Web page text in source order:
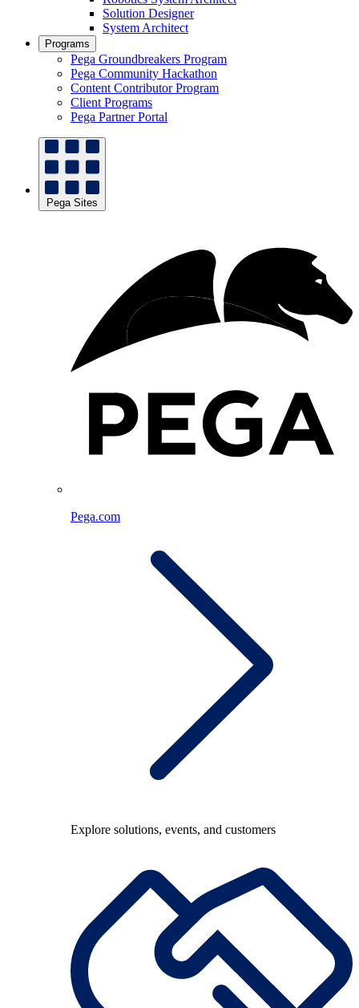
Solution Designer
System Architect
Programs
Pega Groundbreakers Program
Pega Community Hackathon
Content Contributor Program
Client Programs
Pega Partner Portal
Pega Sites
Pega.com
Explore solutions, events, and customers